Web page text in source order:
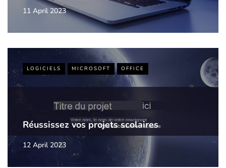
11 April 2023
LOGICIELS MICROSOFT OFFICE
Réussissez vos projets scolaires
12 April 2023